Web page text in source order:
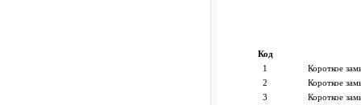
Код
1
Короткое
2
Короткое
3
Короткое